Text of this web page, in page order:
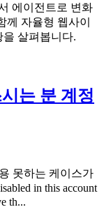
에이전트로 변화
자율형 웹사이
을 살펴봅니다.
는 분 계정
못하는 케이스가
in this account
th...